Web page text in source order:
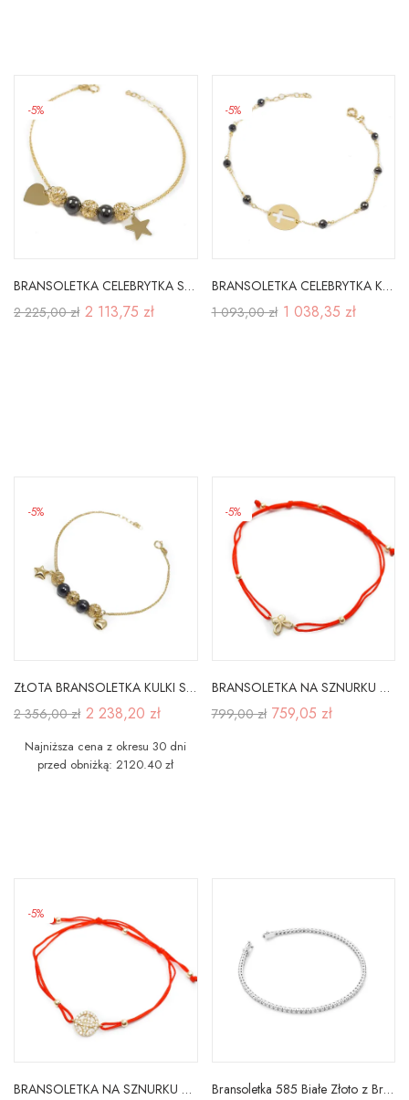
-5%
BRANSOLETKA CELEBRYTKA SERCE GWIAZDKA GRAWER
2 225,00 zł 2 113,75 zł
-5%
BRANSOLETKA CELEBRYTKA KRZYŻYK W OWALU
1 093,00 zł 1 038,35 zł
-5%
ZŁOTA BRANSOLETKA KULKI SERCE GWIAZDKA
2 356,00 zł 2 238,20 zł
Najniższa cena z okresu 30 dni
przed obniżką: 2120.40 zł
-5%
BRANSOLETKA NA SZNURKU ZŁOTA MOTYLEK B953
799,00 zł 759,05 zł
-5%
BRANSOLETKA NA SZNURKU ZŁOTA ROZETA B946
Bransoletka 585 Białe Złoto z Brylantami 1,20ct